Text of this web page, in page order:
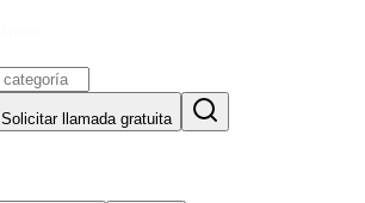
Solicitar llamada gratuita